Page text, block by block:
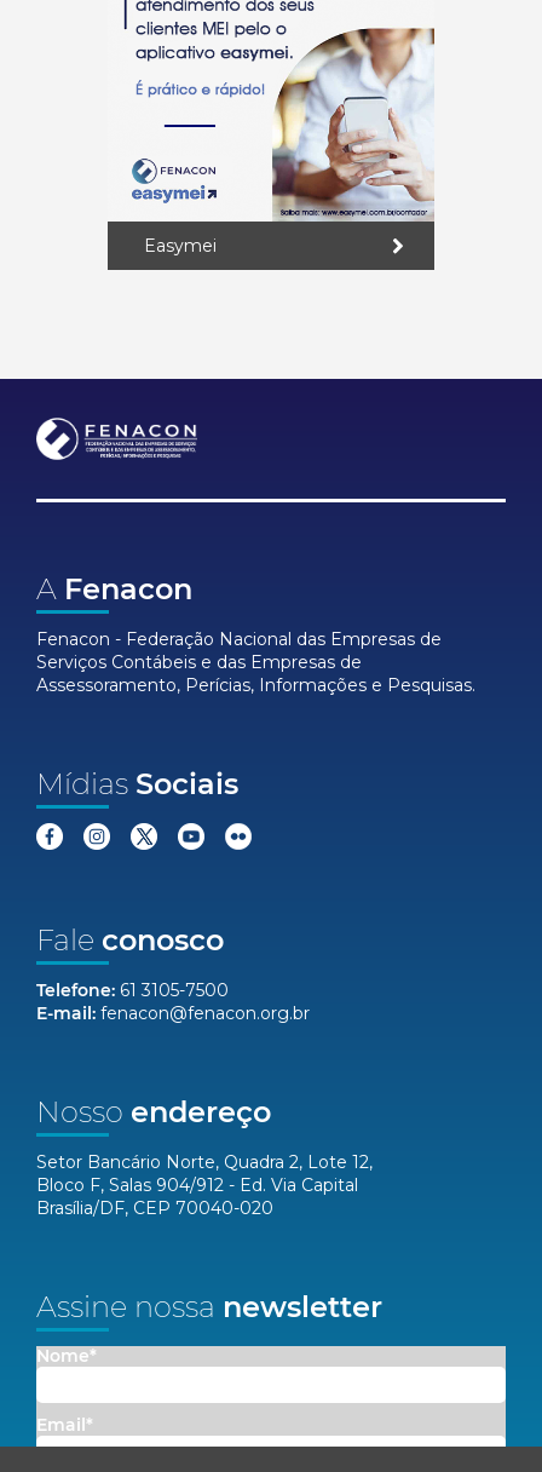
Easymei
A Fenacon
Fenacon - Federação Nacional das Empresas de
Serviços Contábeis e das Empresas de
Assessoramento, Perícias, Informações e Pesquisas.
Mídias Sociais
Fale conosco
Telefone: 61 3105-7500
E-mail: fenacon@fenacon.org.br
Nosso endereço
Setor Bancário Norte, Quadra 2, Lote 12,
Bloco F, Salas 904/912 - Ed. Via Capital
Brasília/DF, CEP 70040-020
Assine nossa newsletter
Nome*
Email*